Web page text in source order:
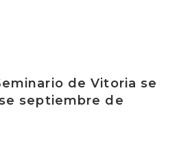
de Vitoria se
septiembre de